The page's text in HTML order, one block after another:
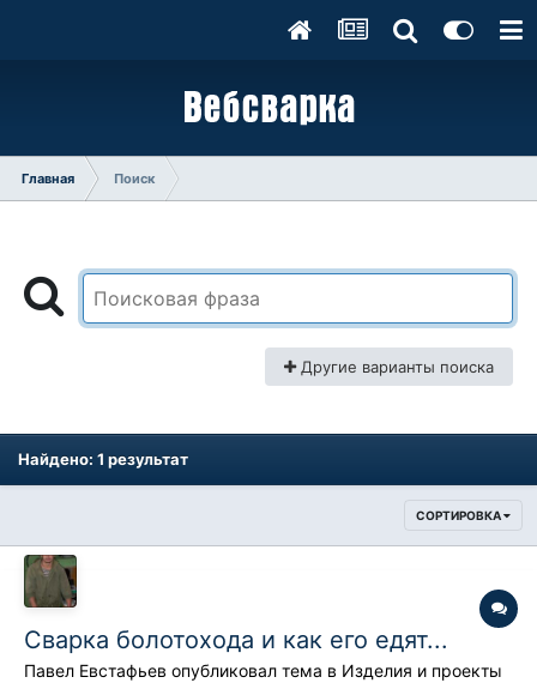
Главная Поиск
Другие варианты поиска
Найдено: 1 результат
СОРТИРОВКА
Сварка болотохода и как его едят...
Павел Евстафьев опубликовал тема в Изделия и проекты